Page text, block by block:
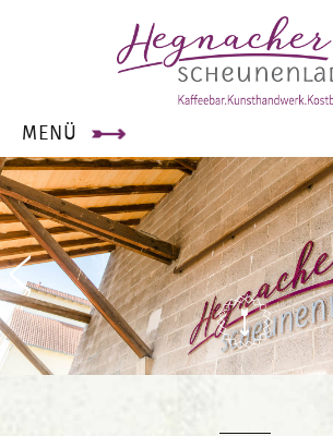
MENÜ